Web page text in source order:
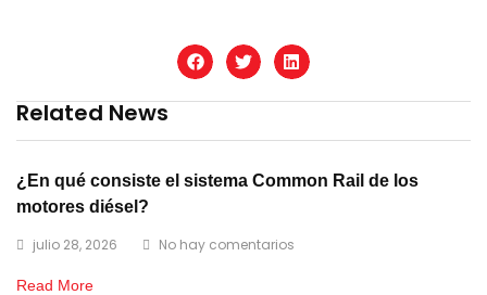
Related News
¿En qué consiste el sistema Common Rail de los
motores diésel?
julio 28, 2026 No hay comentarios
Read More